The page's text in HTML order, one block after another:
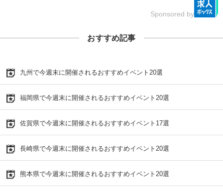
Sponsored by
おすすめ記事
九州で今週末に開催されるおすすめイベント20選
福岡県で今週末に開催されるおすすめイベント20選
佐賀県で今週末に開催されるおすすめイベント17選
長崎県で今週末に開催されるおすすめイベント20選
熊本県で今週末に開催されるおすすめイベント20選